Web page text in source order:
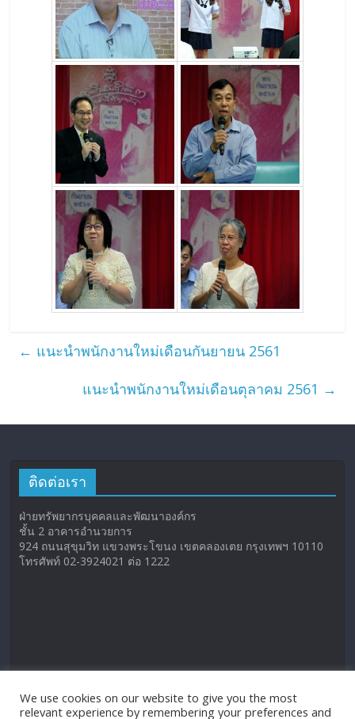
← แนะนำพนักงานใหม่เดือนกันยายน 2561
แนะนำพนักงานใหม่เดือนตุลาคม 2561 →
ติดต่อเรา
ฝ่ายทรัพยากรบุคคลและพัฒนาองค์กร
ชั้น 2 อาคารอำนวยการ
924 ถนนสุขุมวิท แขวงพระโขนง เขตคลองเตย กรุงเทพฯ 10110
โทรศัพท์ 02-3924021 ต่อ 1222
We use cookies on our website to give you the most
relevant experience by remembering your preferences and